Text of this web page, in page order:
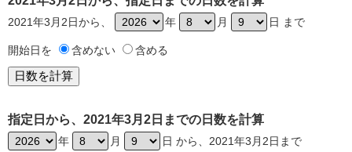
2021年3月2日から、 年 月 日 まで
開始日を 含めない 含める
指定日から、2021年3月2日までの日数を計算
年 月 日 から、2021年3月2日まで